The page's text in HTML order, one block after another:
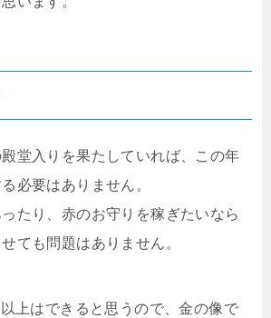
堂入りを果たしていれば、この年
必要はありません。
たり、赤のお守りを稼ぎたいなら
ても問題はありません。
上はできると思うので、金の像で